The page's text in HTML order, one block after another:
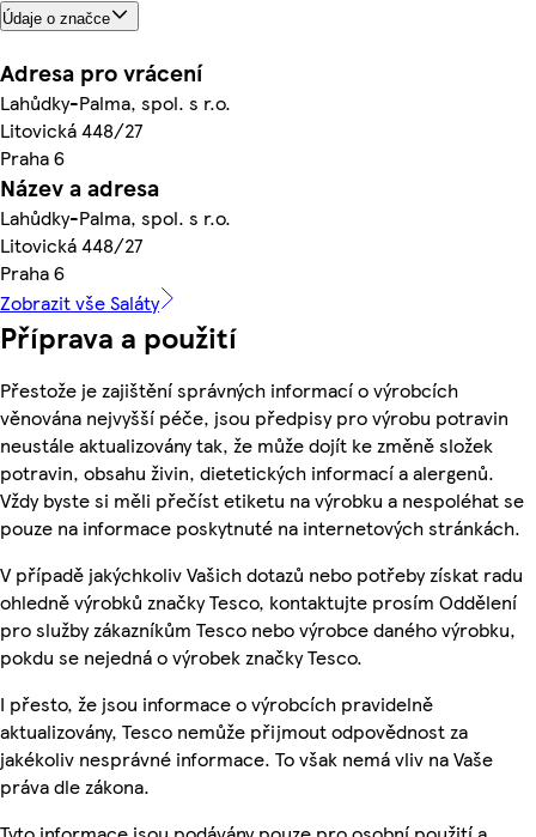
Údaje o značce
Adresa pro vrácení
Lahůdky-Palma, spol. s r.o.
Litovická 448/27
Praha 6
Název a adresa
Lahůdky-Palma, spol. s r.o.
Litovická 448/27
Praha 6
Zobrazit vše Saláty
Příprava a použití
Přestože je zajištění správných informací o výrobcích
věnována nejvyšší péče, jsou předpisy pro výrobu potravin
neustále aktualizovány tak, že může dojít ke změně složek
potravin, obsahu živin, dietetických informací a alergenů.
Vždy byste si měli přečíst etiketu na výrobku a nespoléhat se
pouze na informace poskytnuté na internetových stránkách.
V případě jakýchkoliv Vašich dotazů nebo potřeby získat radu
ohledně výrobků značky Tesco, kontaktujte prosím Oddělení
pro služby zákazníkům Tesco nebo výrobce daného výrobku,
pokdu se nejedná o výrobek značky Tesco.
I přesto, že jsou informace o výrobcích pravidelně
aktualizovány, Tesco nemůže přijmout odpovědnost za
jakékoliv nesprávné informace. To však nemá vliv na Vaše
práva dle zákona.